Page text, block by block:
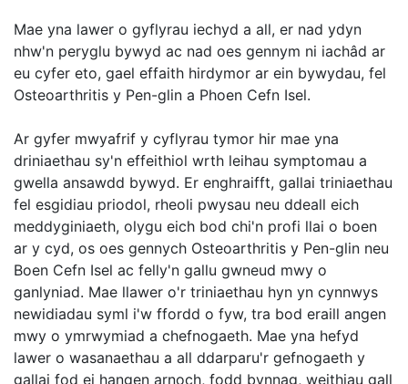
Mae yna lawer o gyflyrau iechyd a all, er nad ydyn
nhw'n peryglu bywyd ac nad oes gennym ni iachâd ar
eu cyfer eto, gael effaith hirdymor ar ein bywydau, fel
Osteoarthritis y Pen-glin a Phoen Cefn Isel.
Ar gyfer mwyafrif y cyflyrau tymor hir mae yna
driniaethau sy'n effeithiol wrth leihau symptomau a
gwella ansawdd bywyd. Er enghraifft, gallai triniaethau
fel esgidiau priodol, rheoli pwysau neu ddeall eich
meddyginiaeth, olygu eich bod chi'n profi llai o boen
ar y cyd, os oes gennych Osteoarthritis y Pen-glin neu
Boen Cefn Isel ac felly'n gallu gwneud mwy o
ganlyniad. Mae llawer o'r triniaethau hyn yn cynnwys
newidiadau syml i'w ffordd o fyw, tra bod eraill angen
mwy o ymrwymiad a chefnogaeth. Mae yna hefyd
lawer o wasanaethau a all ddarparu'r gefnogaeth y
gallai fod ei hangen arnoch, fodd bynnag, weithiau gall